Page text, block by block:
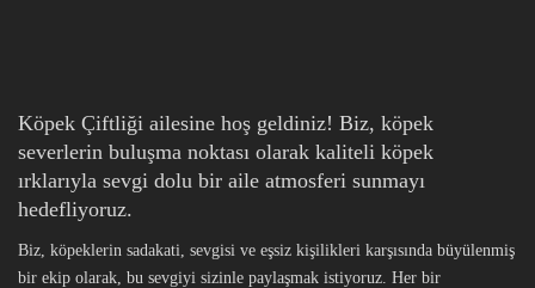
Köpek Çiftliği ailesine hoş geldiniz! Biz, köpek
severlerin buluşma noktası olarak kaliteli köpek
ırklarıyla sevgi dolu bir aile atmosferi sunmayı
hedefliyoruz.
Biz, köpeklerin sadakati, sevgisi ve eşsiz kişilikleri karşısında büyülenmiş
bir ekip olarak, bu sevgiyi sizinle paylaşmak istiyoruz. Her bir